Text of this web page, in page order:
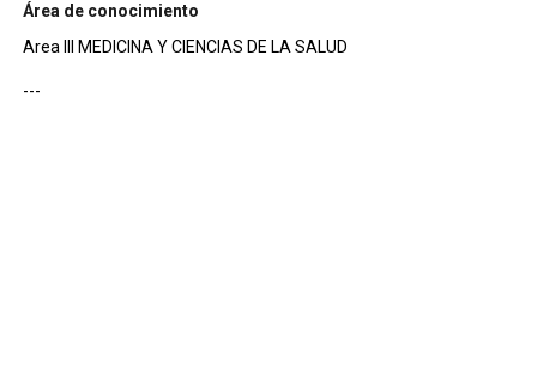
Área de conocimiento
Area III MEDICINA Y CIENCIAS DE LA SALUD
---